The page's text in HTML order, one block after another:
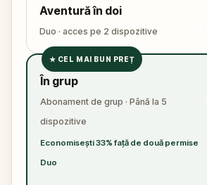
Aventură în doi
Duo · acces pe 2 dispozitive
✓
✓
★ CEL MAI BUN PREȚ
În grup
Abonament de grup · Până la 5
dispozitive
Economisești 33% față de două permise
Duo